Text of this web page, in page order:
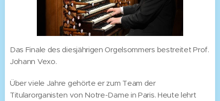
Das Finale des diesjährigen Orgelsommers bestreitet Prof.
Johann Vexo.
Über viele Jahre gehörte er zum Team der
Titularorganisten von Notre-Dame in Paris. Heute lehrt